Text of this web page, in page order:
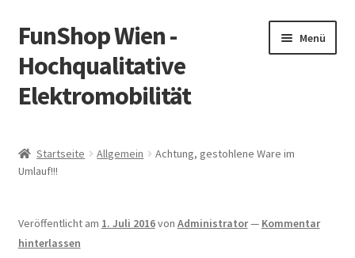
Zur
Navigation
springen
Zum
Inhalt
springen
FunShop Wien -
Hochqualitative
Elektromobilität
Menü
Informationen zur Rechtslage in Österreich
öffnen
Startseite Allgemein
Achtung, gestohlene Ware im
Umlauf!!!
Veröffentlicht am 1. Juli 2016von Administrator— Kommentar
hinterlassen